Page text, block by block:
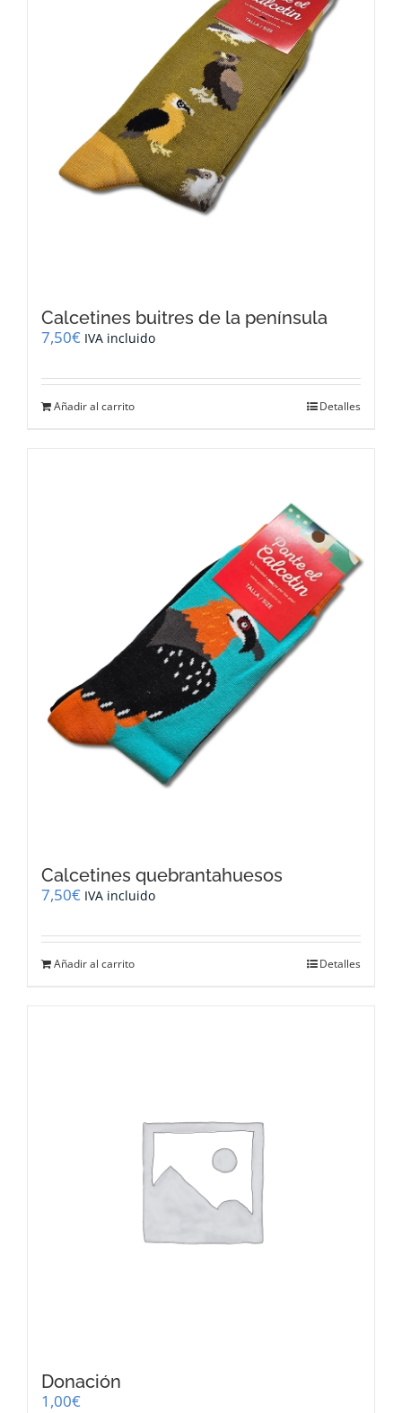
Calcetines buitres de la península
7,50€ IVA incluido
Añadir al carrito Detalles
Calcetines quebrantahuesos
7,50€ IVA incluido
Añadir al carrito Detalles
Donación
1,00€